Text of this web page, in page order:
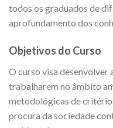
todos os graduados de
aprofundamento dos
Objetivos do Curso
O curso visa desenvolver
trabalharem no âmbito
metodológicas de
procura da sociedade